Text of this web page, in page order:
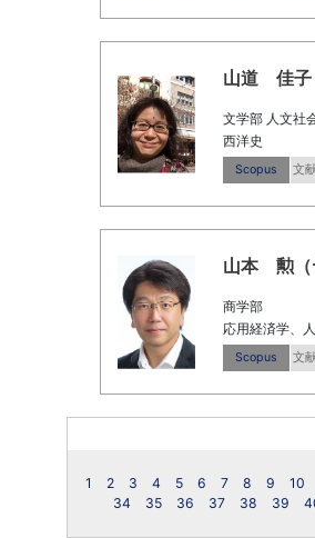
山道 佳子
文学部 人文社
西洋史
Scopus 文
山本 勲（
商学部
応用経済学、
Scopus 文
1 2 3 4 5 6 7 8 9 10
34
35 36 37 38 39